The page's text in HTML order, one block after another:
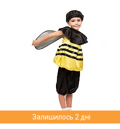
Залишилось 2 дні